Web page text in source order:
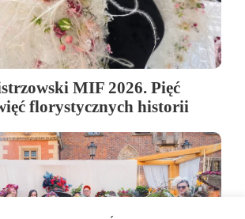
MIF 2026. Pięć
florystycznych historii